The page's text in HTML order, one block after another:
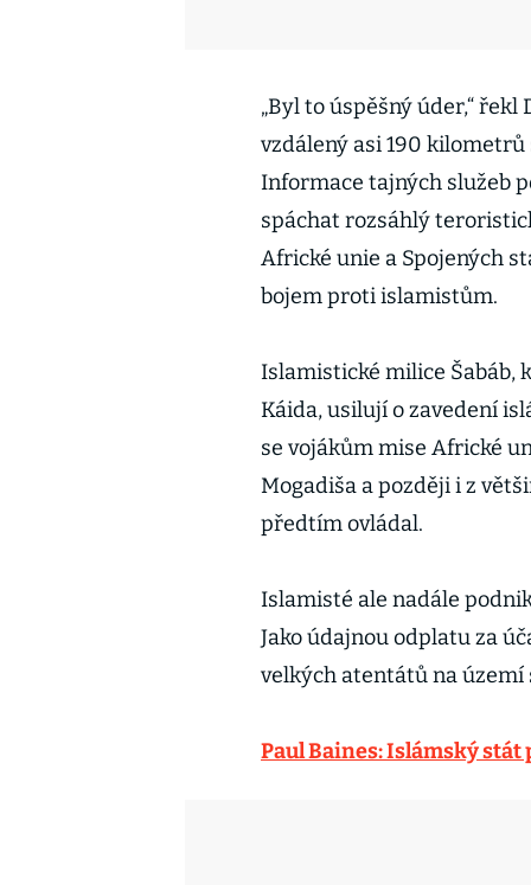
„Byl to úspěšný úder,“
vzdálený asi 190
Informace tajných služeb
spáchat rozsáhlý
Africké unie a Spojených
bojem proti islamistům.
Islamistické milice Šabáb,
Káida, usilují o zavedení
se vojákům mise Africké
Mogadiša a později i z
předtím ovládal.
Islamisté ale nadále
Jako údajnou odplatu za
velkých atentátů na území
Paul Baines: Islámský